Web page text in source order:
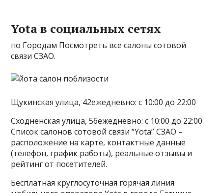
Yota в социальных сетях
по Городам Посмотреть все салоны сотовой
связи СЗАО.
Щукинская улица, 42ежедневно: с 10:00 до 22:00
Сходненская улица, 56ежедневно: с 10:00 до 22:00
Список салонов сотовой связи “Yota” СЗАО –
расположение на карте, контактные данные
(телефон, график работы), реальные отзывы и
рейтинг от посетителей.
Бесплатная круглосуточная горячая линия